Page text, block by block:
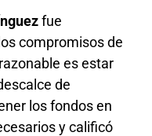
fue
compromisos de
es estar
de
los fondos en
y calificó